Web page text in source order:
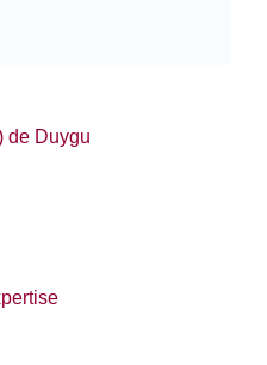
de Duygu